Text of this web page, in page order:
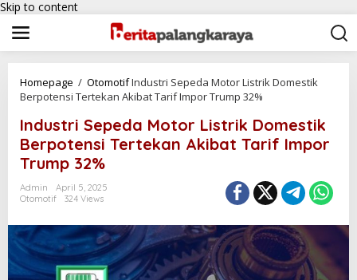
Skip to content
Homepage / OtomotifIndustri Sepeda Motor Listrik Domestik
Berpotensi Tertekan Akibat Tarif Impor Trump 32%
Industri Sepeda Motor Listrik Domestik
Berpotensi Tertekan Akibat Tarif Impor
Trump 32%
Admin
April 5, 2025
Otomotif
324 Views